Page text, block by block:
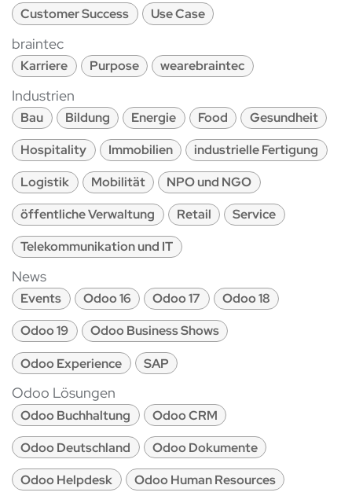
Customer Success Use Case
braintec
Karriere Purpose wearebraintec
Industrien
Bau Bildung Energie Food
Gesundheit
Hospitality
Immobilien
industrielle Fertigung
Logistik
Mobilität
NPO und NGO
öffentliche Verwaltung
Retail
Service
Telekommunikation und IT
News
Events Odoo 16 Odoo 17
Odoo 18
Odoo 19
Odoo Business Shows
Odoo Experience
SAP
Odoo Lösungen
Odoo Buchhaltung
Odoo CRM
Odoo Deutschland
Odoo Dokumente
Odoo Helpdesk
Odoo Human Resources